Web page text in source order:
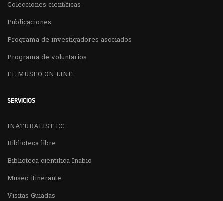
Colecciones científicas
Publicaciones
Programa de investigadores asociados
Programa de voluntarios
EL MUSEO ON LINE
SERVICIOS
INATURALIST EC
Biblioteca libre
Biblioteca cientifica Inabio
Museo itinerante
Visitas Guiadas